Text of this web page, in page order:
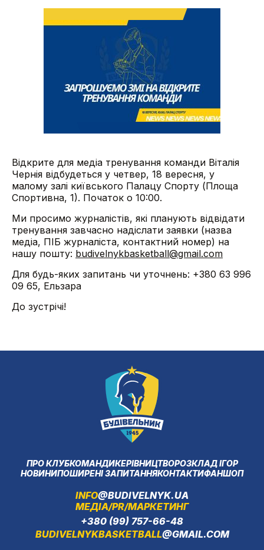
Відкрите для медіа тренування команди Віталія
Чернія відбудеться у четвер, 18 вересня, у
малому залі київського Палацу Спорту (Площа
Спортивна, 1). Початок о 10:00.
Ми просимо журналістів, які планують відвідати
тренування завчасно надіслати заявки (назва
медіа, ПІБ журналіста, контактний номер) на
нашу пошту: budivelnykbasketball@gmail.com
Для будь-яких запитань чи уточнень: +380 63 996
09 65, Ельзара
До зустрічі!
ПРО КЛУБКОМАНДИКЕРІВНИЦТВОРОЗКЛАД ІГОР
НОВИНИПОШИРЕНІ ЗАПИТАННЯКОНТАКТИФАНШОП
INFO@BUDIVELNYK.UA
МЕДІА/PR/МАРКЕТИНГ
+380 (99) 757-66-48
BUDIVELNYKBASKETBALL@GMAIL.COM